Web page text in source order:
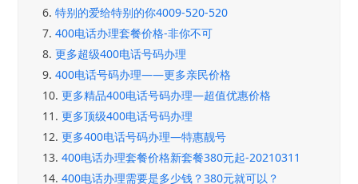
6. 特别的爱给特别的你4009-520-520
7. 400电话办理套餐价格-非你不可
8. 更多超级400电话号码办理
9. 400电话号码办理——更多亲民价格
10. 更多精品400电话号码办理—超值优惠价格
11. 更多顶级400电话号码办理
12. 更多400电话号码办理—特惠靓号
13. 400电话办理套餐价格新套餐380元起-20210311
14. 400电话办理需要是多少钱？380元就可以？